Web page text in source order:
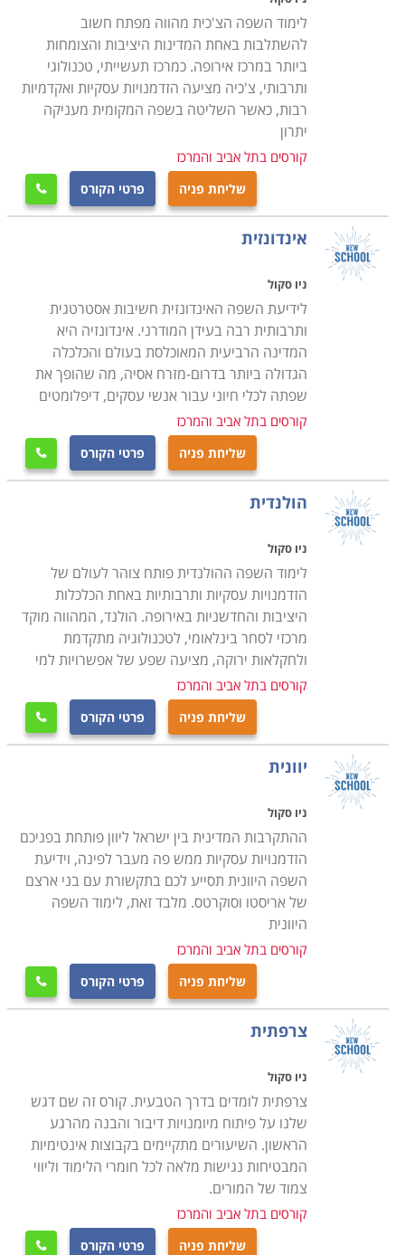
לימוד השפה הצ'כית מהווה מפתח חשוב
להשתלבות באחת המדינות היציבות והצומחות
ביותר במרכז אירופה. כמרכז תעשייתי, טכנולוגי
ותרבותי, צ'כיה מציעה הזדמנויות עסקיות ואקדמיות
רבות, כאשר השליטה בשפה המקומית מעניקה
יתרון
קורסים בתל אביב והמרכז
שליחת פניה פרטי הקורס 
אינדונזית
ניו סקול
לידיעת השפה האינדונזית חשיבות אסטרטגית
ותרבותית רבה בעידן המודרני. אינדונזיה היא
המדינה הרביעית המאוכלסת בעולם והכלכלה
הגדולה ביותר בדרום-מזרח אסיה, מה שהופך את
שפתה לכלי חיוני עבור אנשי עסקים, דיפלומטים
קורסים בתל אביב והמרכז
שליחת פניה פרטי הקורס 
הולנדית
ניו סקול
לימוד השפה ההולנדית פותח צוהר לעולם של
הזדמנויות עסקיות ותרבותיות באחת הכלכלות
היציבות והחדשניות באירופה. הולנד, המהווה מוקד
מרכזי לסחר בינלאומי, לטכנולוגיה מתקדמת
ולחקלאות ירוקה, מציעה שפע של אפשרויות למי
קורסים בתל אביב והמרכז
שליחת פניה פרטי הקורס 
יוונית
ניו סקול
ההתקרבות המדינית בין ישראל ליוון פותחת בפניכם
הזדמנויות עסקיות ממש פה מעבר לפינה, וידיעת
השפה היוונית תסייע לכם בתקשורת עם בני ארצם
של אריסטו וסוקרטס. מלבד זאת, לימוד השפה
היוונית
קורסים בתל אביב והמרכז
שליחת פניה פרטי הקורס 
צרפתית
ניו סקול
צרפתית לומדים בדרך הטבעית. קורס זה שם דגש
שלנו על פיתוח מיומנויות דיבור והבנה מהרגע
הראשון. השיעורים מתקיימים בקבוצות אינטימיות
המבטיחות נגישות מלאה לכל חומרי הלימוד וליווי
צמוד של המורים.
קורסים בתל אביב והמרכז
שליחת פניה פרטי הקורס 